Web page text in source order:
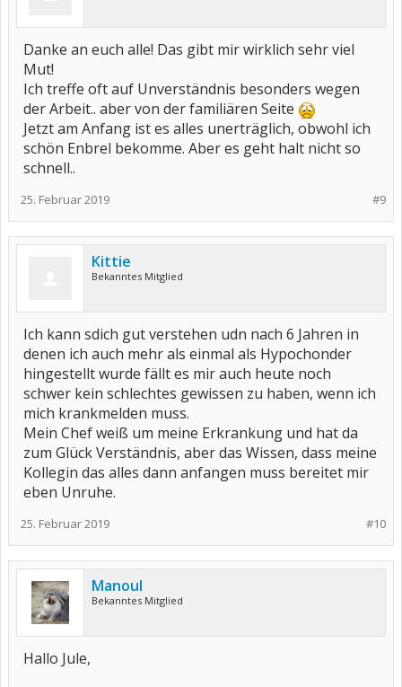
Danke an euch alle! Das gibt mir wirklich sehr viel
Mut!
Ich treffe oft auf Unverständnis besonders wegen
der Arbeit.. aber von der familiären Seite
Jetzt am Anfang ist es alles unerträglich, obwohl ich
schön Enbrel bekomme. Aber es geht halt nicht so
schnell..
#9
25. Februar 2019
Kittie
Bekanntes Mitglied
Ich kann sdich gut verstehen udn nach 6 Jahren in
denen ich auch mehr als einmal als Hypochonder
hingestellt wurde fällt es mir auch heute noch
schwer kein schlechtes gewissen zu haben, wenn ich
mich krankmelden muss.
Mein Chef weiß um meine Erkrankung und hat da
zum Glück Verständnis, aber das Wissen, dass meine
Kollegin das alles dann anfangen muss bereitet mir
eben Unruhe.
#10
25. Februar 2019
Manoul
Bekanntes Mitglied
Hallo Jule,